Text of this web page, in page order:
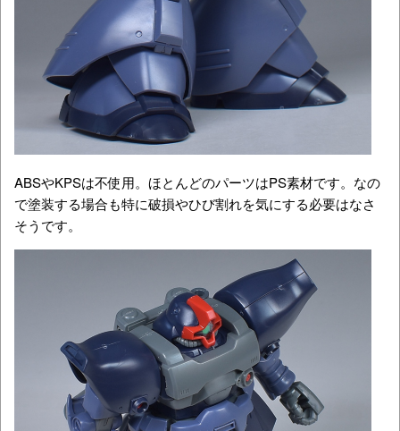
ABSやKPSは不使用。ほとんどのパーツはPS素材です。なの
で塗装する場合も特に破損やひび割れを気にする必要はなさ
そうです。